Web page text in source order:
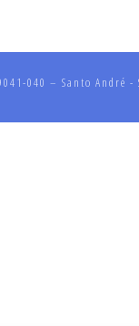
040 – Santo André